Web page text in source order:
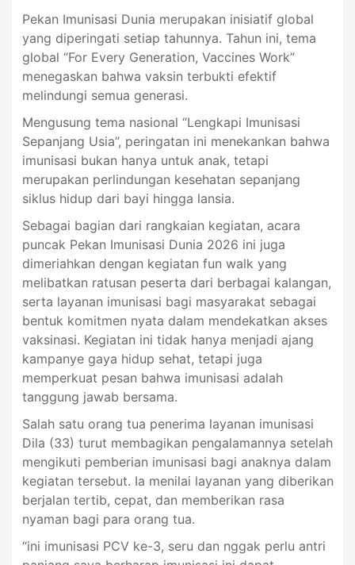
Pekan Imunisasi Dunia merupakan inisiatif global
yang diperingati setiap tahunnya. Tahun ini, tema
global “For Every Generation, Vaccines Work”
menegaskan bahwa vaksin terbukti efektif
melindungi semua generasi.
Mengusung tema nasional “Lengkapi Imunisasi
Sepanjang Usia”, peringatan ini menekankan bahwa
imunisasi bukan hanya untuk anak, tetapi
merupakan perlindungan kesehatan sepanjang
siklus hidup dari bayi hingga lansia.
Sebagai bagian dari rangkaian kegiatan, acara
puncak Pekan Imunisasi Dunia 2026 ini juga
dimeriahkan dengan kegiatan fun walk yang
melibatkan ratusan peserta dari berbagai kalangan,
serta layanan imunisasi bagi masyarakat sebagai
bentuk komitmen nyata dalam mendekatkan akses
vaksinasi. Kegiatan ini tidak hanya menjadi ajang
kampanye gaya hidup sehat, tetapi juga
memperkuat pesan bahwa imunisasi adalah
tanggung jawab bersama.
Salah satu orang tua penerima layanan imunisasi
Dila (33) turut membagikan pengalamannya setelah
mengikuti pemberian imunisasi bagi anaknya dalam
kegiatan tersebut. Ia menilai layanan yang diberikan
berjalan tertib, cepat, dan memberikan rasa
nyaman bagi para orang tua.
“ini imunisasi PCV ke-3, seru dan nggak perlu antri